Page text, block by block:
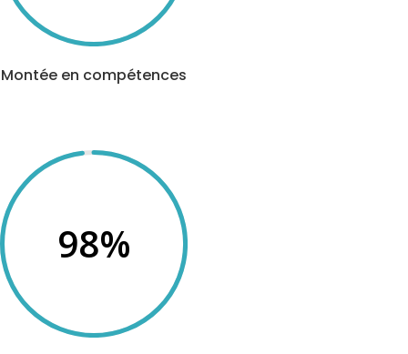
Montée en compétences
98%